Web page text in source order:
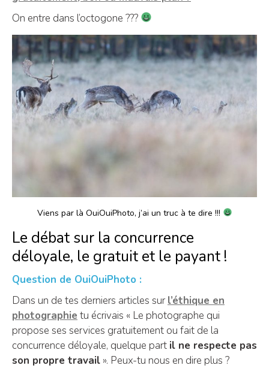
On entre dans l’octogone ???
Viens par là OuiOuiPhoto, j’ai un truc à te dire !!!
Le débat sur la concurrence
déloyale, le gratuit et le payant !
Question de OuiOuiPhoto :
Dans un de tes derniers articles surl’éthique en
photographie tu écrivais « Le photographe qui
propose ses services gratuitement ou fait de la
concurrence déloyale, quelque part il ne respecte pas
son propre travail ». Peux-tu nous en dire plus ?